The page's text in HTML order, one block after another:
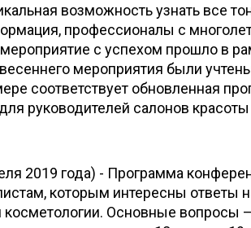
возможность узнать все
профессионалы с
с успехом прошло в
мероприятия были
соответствует обновленная
руководителей салонов
2019 года) - Программа
которым интересны ответы
Основные вопросы –